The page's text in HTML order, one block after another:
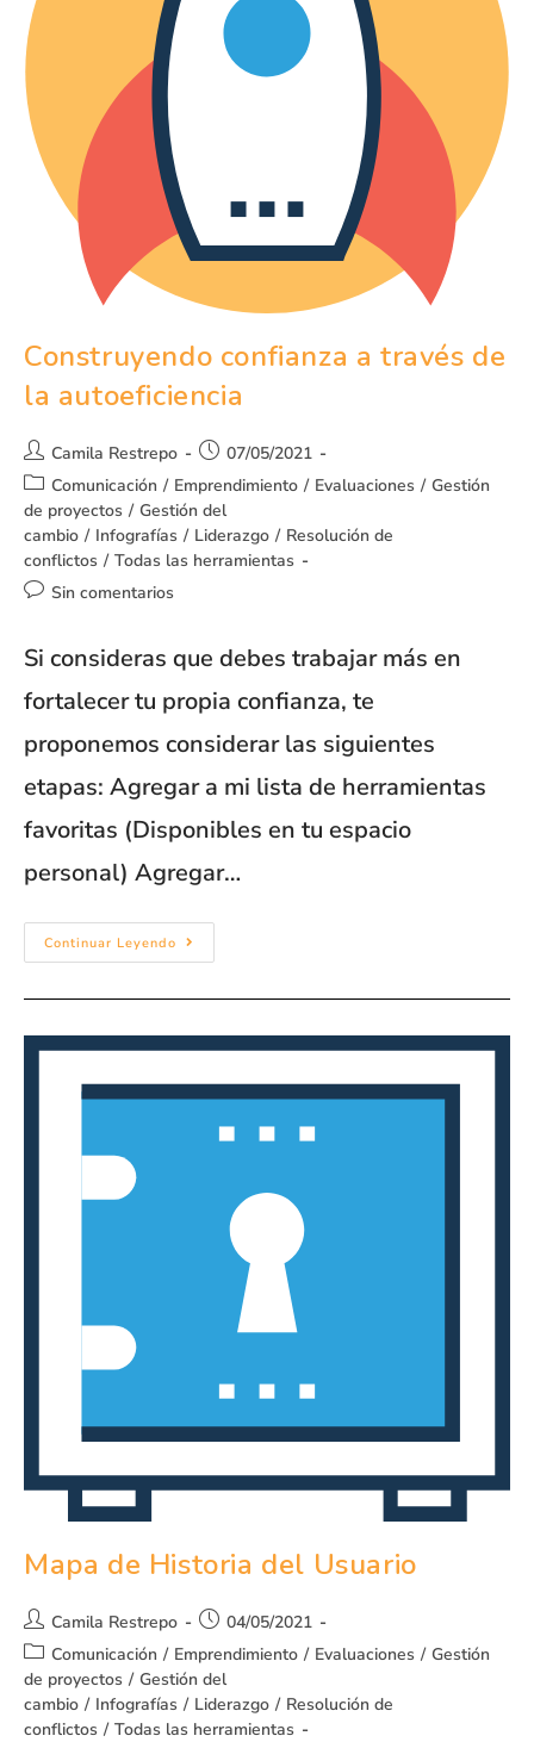
Construyendo confianza a través de
la autoeficiencia
Camila Restrepo
07/05/2021
Comunicación / Emprendimiento / Evaluaciones / Gestión
de proyectos / Gestión del
cambio / Infografías / Liderazgo / Resolución de
conflictos / Todas las herramientas
Sin comentarios
Si consideras que debes trabajar más en
fortalecer tu propia confianza, te
proponemos considerar las siguientes
etapas: Agregar a mi lista de herramientas
favoritas (Disponibles en tu espacio
personal) Agregar…
Continuar Leyendo
Mapa de Historia del Usuario
Camila Restrepo
04/05/2021
Comunicación / Emprendimiento / Evaluaciones / Gestión
de proyectos / Gestión del
cambio / Infografías / Liderazgo / Resolución de
conflictos / Todas las herramientas